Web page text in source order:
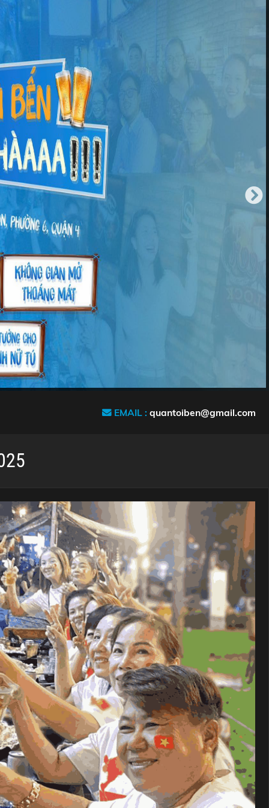
EMAIL : quantoiben@gmail.com